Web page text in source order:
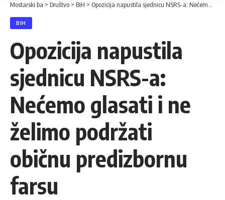
Mostarski.ba > Društvo > BiH > Opozicija napustila sjednicu NSRS-a: Nećemo glasati i ne želimo podržati običnu predizbornu farsu
BIH
Opozicija napustila
sjednicu NSRS-a:
Nećemo glasati i ne
želimo podržati
običnu predizbornu
farsu